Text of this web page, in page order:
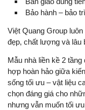
Bảo hành – bảo
Việt Quang Group
đẹp, chất lượng và lâu
Mẫu nhà liền kề 2
hợp hoàn hảo giữa
sống tối ưu – vật liệu
chọn đáng giá cho
nhưng vẫn muốn tối